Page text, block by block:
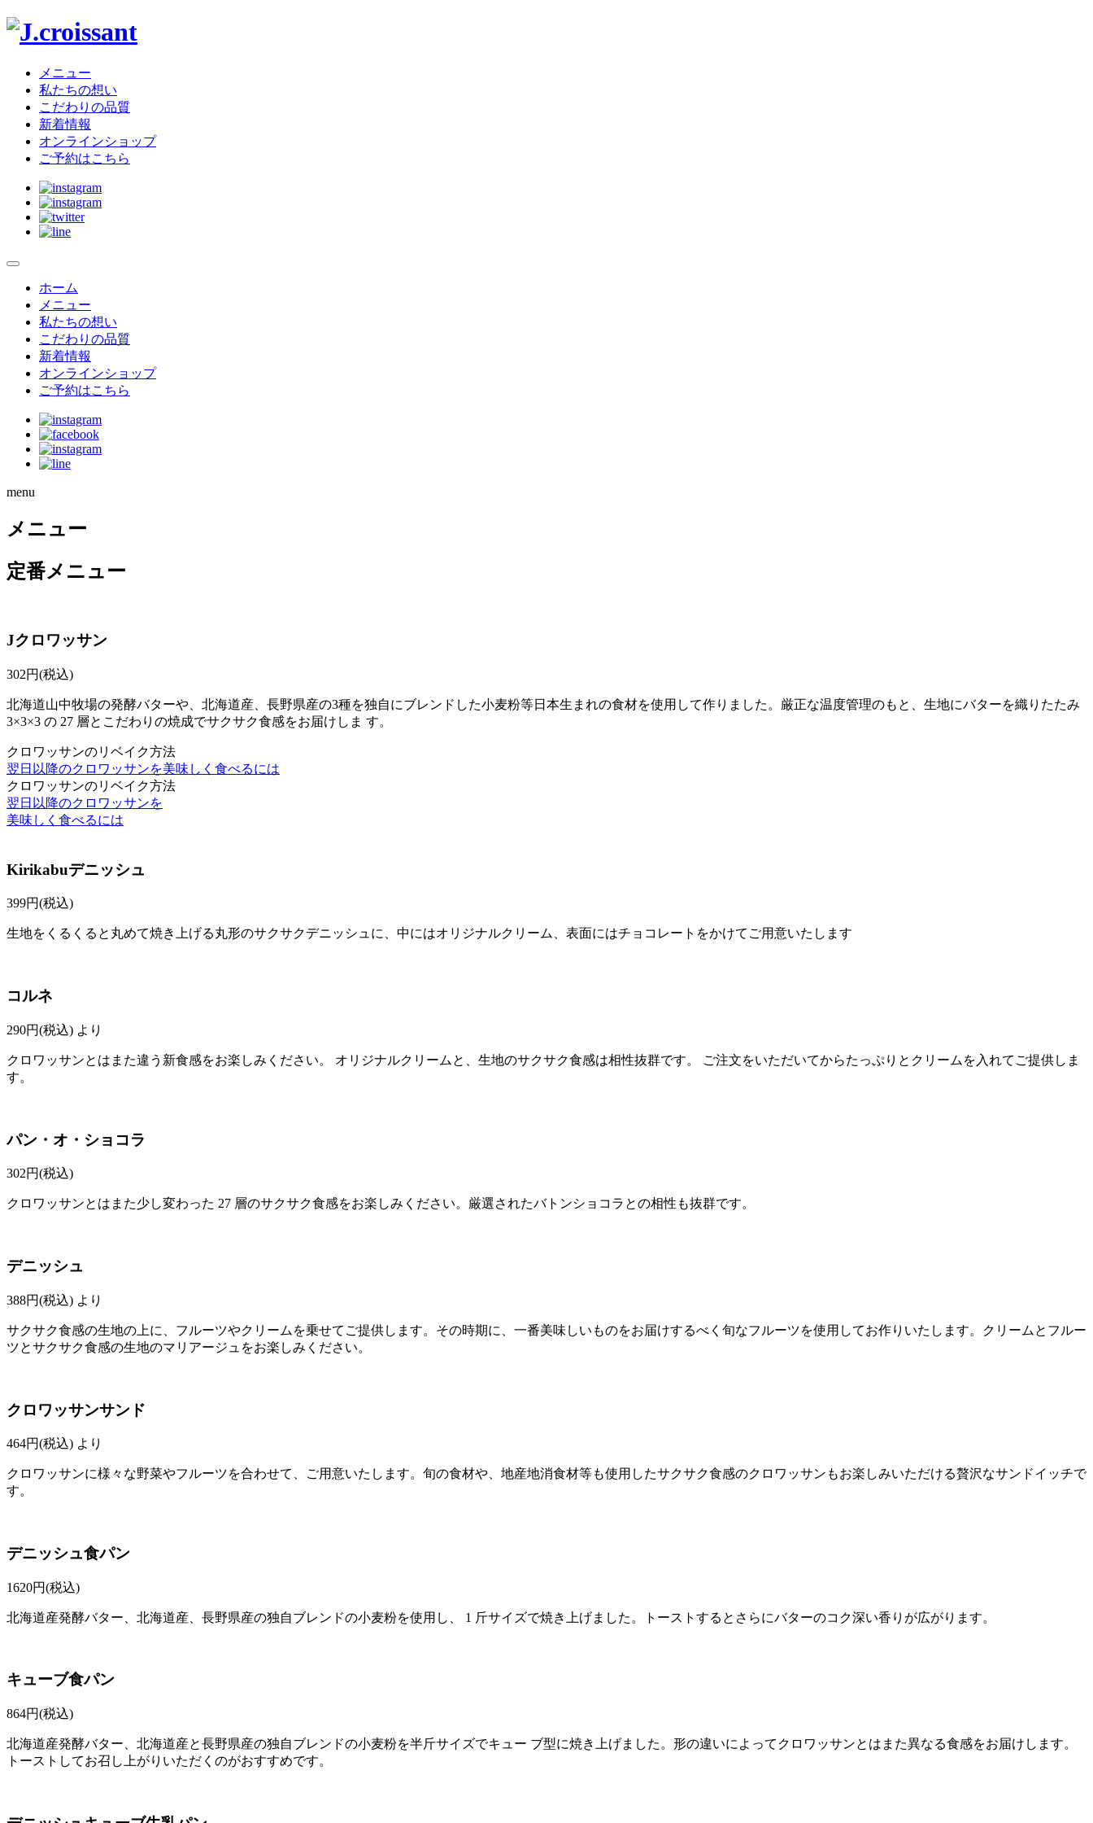
J.croissant
メニュー
私たちの想い
こだわりの品質
新着情報
オンラインショップ
ご予約はこちら
メ
ホーム
メニュー
私たちの想い
こだわりの品質
新着情報
オンラインショップ
ご予約はこちら
menu
メニュー
定番メニュー
Jクロワッサン
302円(税込)
北海道山中牧場の発酵バターや、北海道産、長野県産の3種を独自にブレンドした小麦粉等日本生まれの食材を使用して作りました。厳正な温度管理のもと、生地にバターを織りたたみ
3×3×3 の 27 層とこだわりの焼成でサクサク食感をお届けしま す。
クロワッサンのリベイク方法
翌日以降のクロワッサンを美味しく食べるには
クロワッサンのリベイク方法
翌日以降のクロワッサンを
美味しく食べるには
Kirikabuデニッシュ
399円(税込)
生地をくるくると丸めて焼き上げる丸形のサクサクデニッシュに、中にはオリジナルクリーム、表面にはチョコレートをかけてご用意いたします
コルネ
290円(税込) より
クロワッサンとはまた違う新食感をお楽しみください。 オリジナルクリームと、生地のサクサク食感は相性抜群です。 ご注文をいただいてからたっぷりとクリームを入れてご提供しま
す。
パン・オ・ショコラ
302円(税込)
クロワッサンとはまた少し変わった 27 層のサクサク食感をお楽しみください。厳選されたバトンショコラとの相性も抜群です。
デニッシュ
388円(税込) より
サクサク食感の生地の上に、フルーツやクリームを乗せてご提供します。その時期に、一番美味しいものをお届けするべく旬なフルーツを使用してお作りいたします。クリームとフルー
ツとサクサク食感の生地のマリアージュをお楽しみください。
クロワッサンサンド
464円(税込) より
クロワッサンに様々な野菜やフルーツを合わせて、ご用意いたします。旬の食材や、地産地消食材等も使用したサクサク食感のクロワッサンもお楽しみいただける贅沢なサンドイッチで
す。
デニッシュ食パン
1620円(税込)
北海道産発酵バター、北海道産、長野県産の独自ブレンドの小麦粉を使用し、 1 斤サイズで焼き上げました。トーストするとさらにバターのコク深い香りが広がります。
キューブ食パン
864円(税込)
北海道産発酵バター、北海道産と長野県産の独自ブレンドの小麦粉を半斤サイズでキュー ブ型に焼き上げました。形の違いによってクロワッサンとはまた異なる食感をお届けします。
トーストしてお召し上がりいただくのがおすすめです。